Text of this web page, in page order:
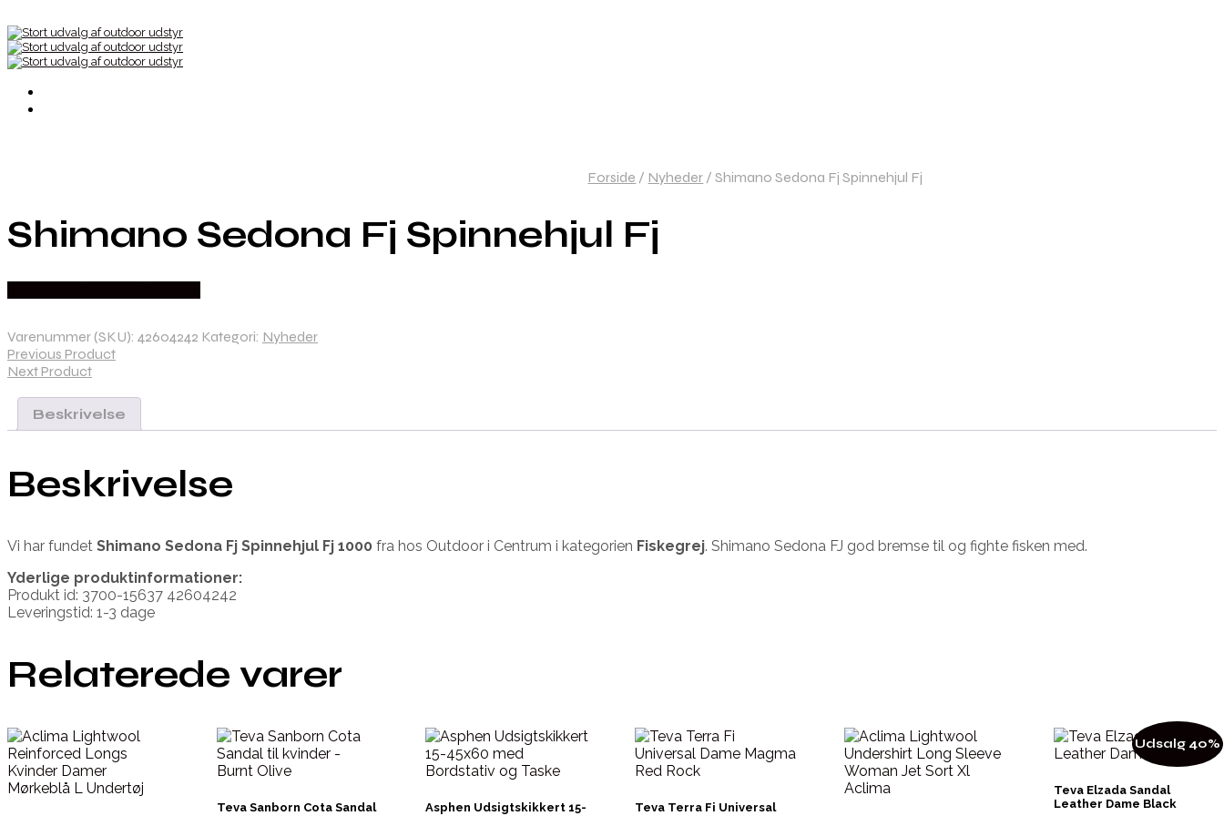
Forside / Nyheder / Shimano Sedona Fj Spinnehjul Fj
Shimano Sedona Fj Spinnehjul Fj
Varenummer (SKU): 42604242 Kategori: Nyheder
Previous Product
Next Product
Beskrivelse
Beskrivelse
Vi har fundet Shimano Sedona Fj Spinnehjul Fj 1000 fra hos Outdoor i Centrum i kategorien Fiskegrej. Shimano Sedona FJ god bremse til og fighte fisken med.
Yderlige produktinformationer:
Produkt id: 3700-15637 42604242
Leveringstid: 1-3 dage
Relaterede varer
Teva Sanborn Cota Sandal
Asphen Udsigtskikkert 15-
Teva Terra Fi Universal
Udsalg 40%
Teva Elzada Sandal
Leather Dame Black